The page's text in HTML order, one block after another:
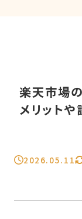
楽天市場
メリット
2026.05.11